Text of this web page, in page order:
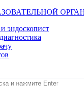
эндоскопист